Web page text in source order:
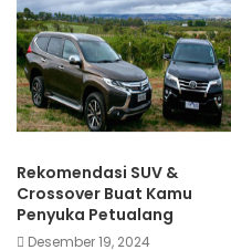
Rekomendasi SUV &
Crossover Buat Kamu
Penyuka Petualang
Desember 19, 2024